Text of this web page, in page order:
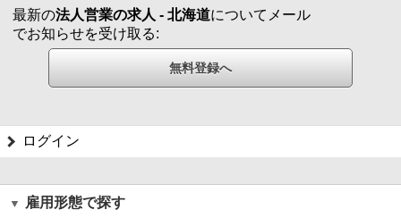
最新の法人営業の求人 - 北海道についてメール
でお知らせを受け取る:
ログイン
雇用形態で探す